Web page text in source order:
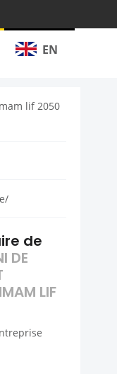
EN
lif 2050
de
DE
LIF